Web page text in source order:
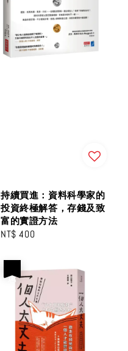
持續買進：資料科學家的
投資終極解答，存錢及致
富的實證方法
Regular
NT$ 400